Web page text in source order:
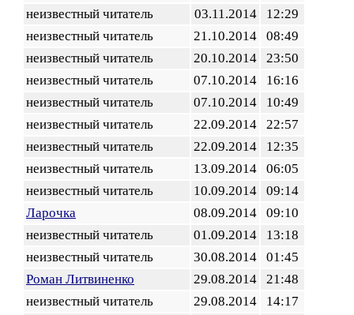
неизвестный читатель
03.11.2014
12:29
неизвестный читатель
21.10.2014
08:49
неизвестный читатель
20.10.2014
23:50
неизвестный читатель
07.10.2014
16:16
неизвестный читатель
07.10.2014
10:49
неизвестный читатель
22.09.2014
22:57
неизвестный читатель
22.09.2014
12:35
неизвестный читатель
13.09.2014
06:05
неизвестный читатель
10.09.2014
09:14
Ларочка
08.09.2014
09:10
неизвестный читатель
01.09.2014
13:18
неизвестный читатель
30.08.2014
01:45
Роман Литвиненко
29.08.2014
21:48
неизвестный читатель
29.08.2014
14:17